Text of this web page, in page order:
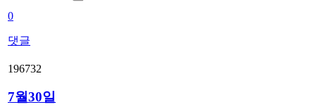
0
댓글
196732
7월30일